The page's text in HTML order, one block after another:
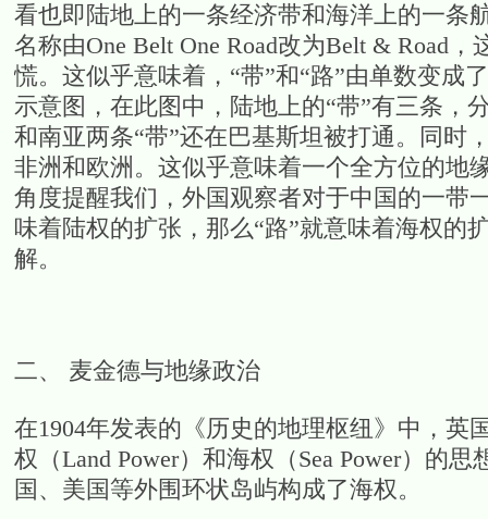
看也即陆地上的一条经济带和海洋上的一条
名称由One Belt One Road改为Belt & Road
慌。这似乎意味着，“带”和“路”由单数变成
示意图，在此图中，陆地上的“带”有三条，
和南亚两条“带”还在巴基斯坦被打通。同时
非洲和欧洲。这似乎意味着一个全方位的地
角度提醒我们，外国观察者对于中国的一带
味着陆权的扩张，那么“路”就意味着海权的
解。
二、 麦金德与地缘政治
在1904年发表的《历史的地理枢纽》中，英
权（Land Power）和海权（Sea Power）的
国、美国等外围环状岛屿构成了海权。